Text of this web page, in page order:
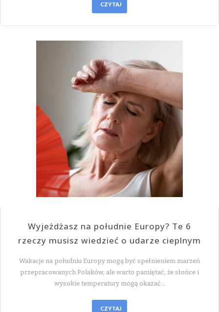
CZYTAJ
Wyjeżdżasz na południe Europy? Te 6
rzeczy musisz wiedzieć o udarze cieplnym
Wakacje na południu Europy mogą być spełnieniem marzeń
przepracowanych Polaków, ale warto pamiętać, że słońce i
wysokie temperatury mogą okazać…
CZYTAJ